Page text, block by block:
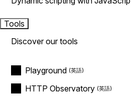
Tools
Discover our tools
Playground
HTTP Observatory